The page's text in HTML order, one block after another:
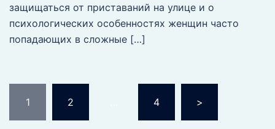
защищаться от приставаний на улице и о
психологических особенностях женщин часто
попадающих в сложные […]
1 2 4 >